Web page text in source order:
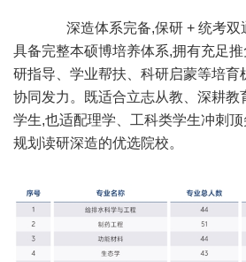
深造体系完备,保研 + 统考双通
具备完整本硕博培养体系,拥有充足
研指导、学业帮扶、科研启蒙等培育
协同发力。既适合立志从教、深耕教
学生,也适配理学、工科类学生冲刺
规划读研深造的优选院校。